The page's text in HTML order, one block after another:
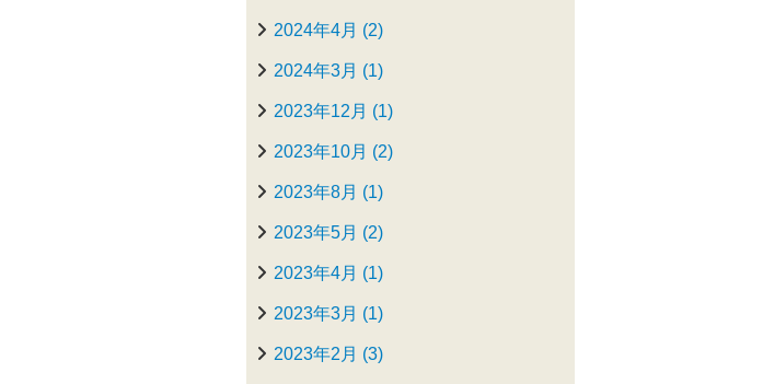
2024年4月 (2)
2024年3月 (1)
2023年12月 (1)
2023年10月 (2)
2023年8月 (1)
2023年5月 (2)
2023年4月 (1)
2023年3月 (1)
2023年2月 (3)